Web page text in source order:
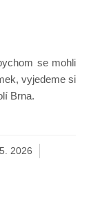
se mohli
vyjedeme si
Brna.
2026